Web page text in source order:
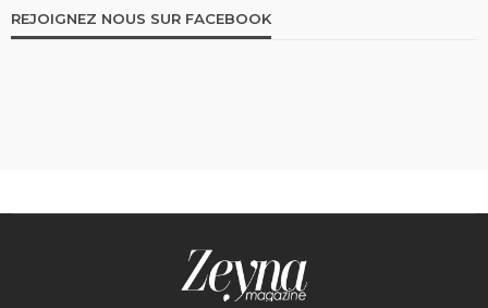
REJOIGNEZ NOUS SUR FACEBOOK